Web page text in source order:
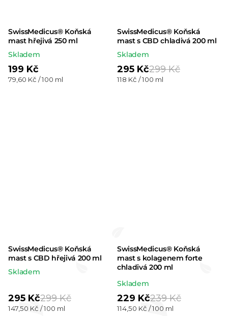
SwissMedicus® Koňská
mast hřejivá 250 ml
Skladem
199 Kč
Měrná
79,60 Kč / 100 ml
SwissMedicus® Koňská
mast s CBD chladivá 200 ml
Skladem
295 Kč299 Kč
Měrná
118 Kč / 100 ml
SwissMedicus® Koňská
mast s CBD hřejivá 200 ml
Skladem
295 Kč299 Kč
Měrná
147,50 Kč / 100 ml
SwissMedicus® Koňská
mast s kolagenem forte
chladivá 200 ml
Průměrné
hodnocení
produktu
Skladem
229 Kč239 Kč
Měrná
114,50 Kč / 100 ml